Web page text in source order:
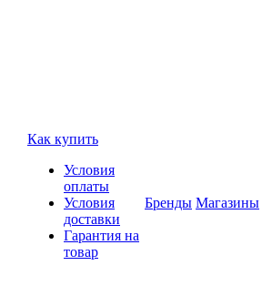
Как купить
Условия
оплаты
Условия
доставки
Гарантия на
товар
Бренды Магазины